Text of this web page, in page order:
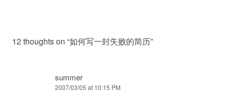
12 thoughts on “如何写一封失败的简历”
summer
2007/03/05 at 10:15 PM